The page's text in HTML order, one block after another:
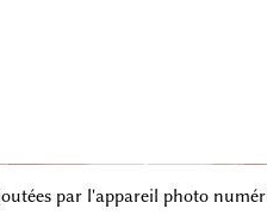
par l'appareil photo